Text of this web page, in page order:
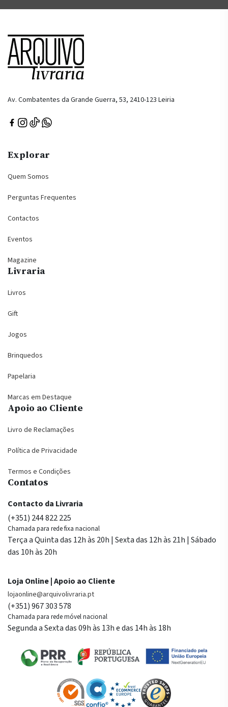
Av. Combatentes da Grande Guerra, 53, 2410-123 Leiria
Explorar
Quem Somos
Perguntas Frequentes
Contactos
Eventos
Magazine
Livraria
Livros
Gift
Jogos
Brinquedos
Papelaria
Marcas em Destaque
Apoio ao Cliente
Livro de Reclamações
Política de Privacidade
Termos e Condições
Contatos
Contacto da Livraria
(+351) 244 822 225
Chamada para rede fixa nacional
Terça a Quinta das 12h às 20h | Sexta das 12h às 21h | Sábado
das 10h às 20h
Loja Online | Apoio ao Cliente
lojaonline@arquivolivraria.pt
(+351) 967 303 578
Chamada para rede móvel nacional
Segunda a Sexta das 09h às 13h e das 14h às 18h